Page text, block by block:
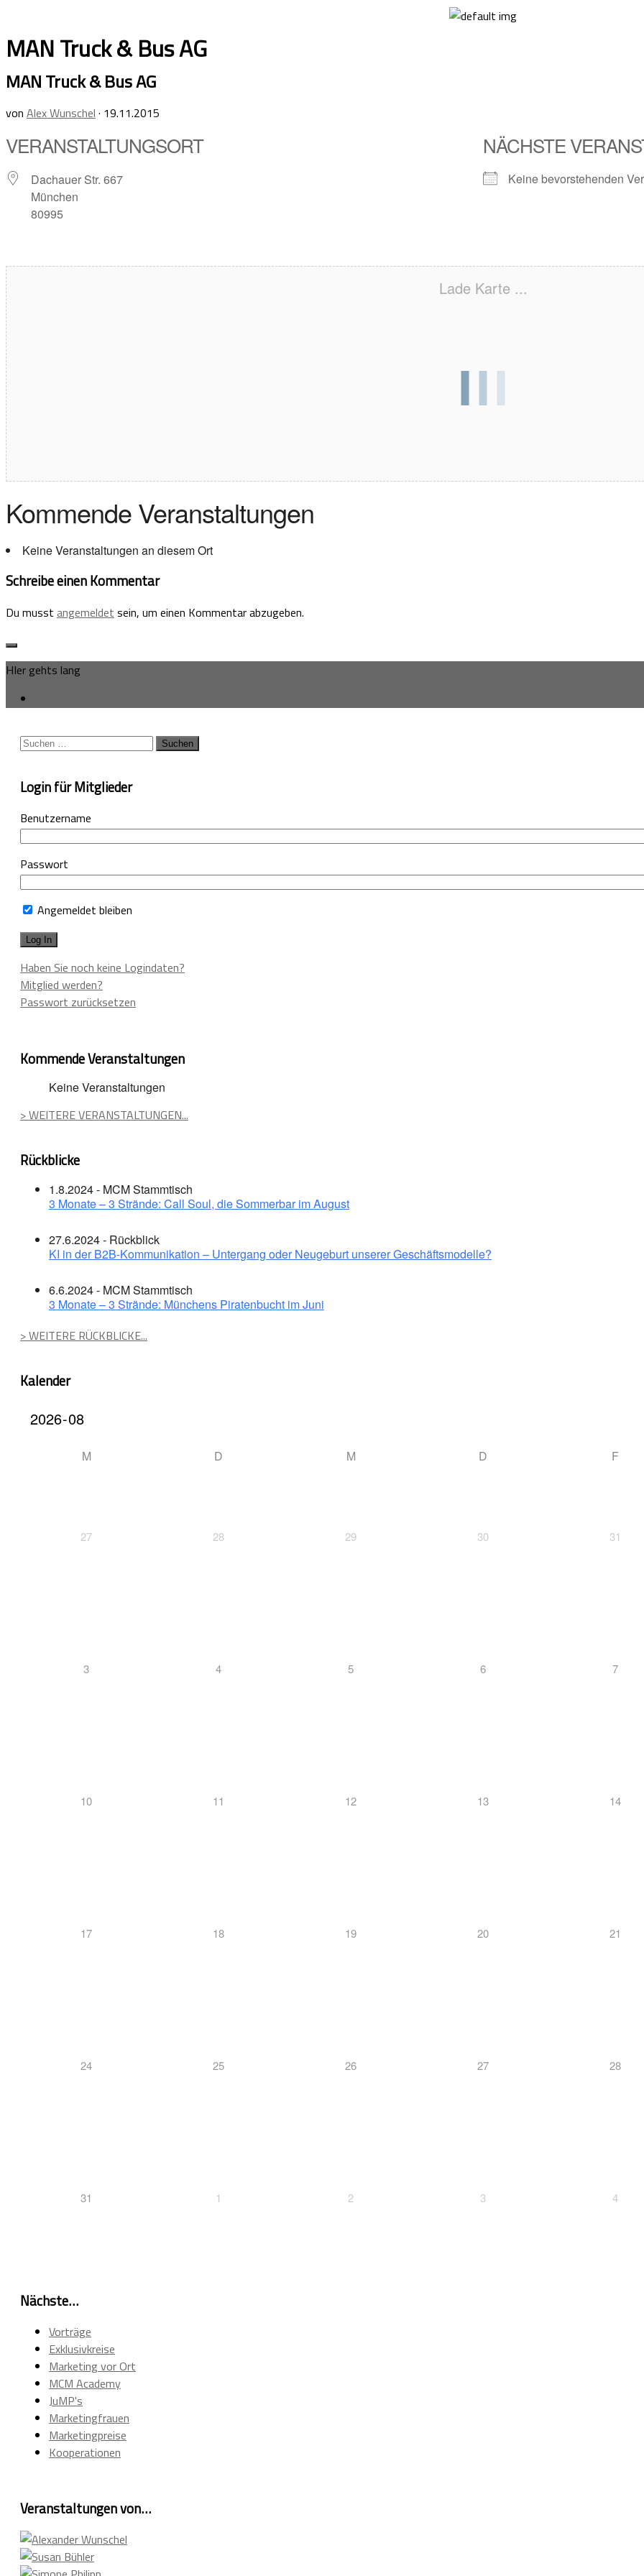
content
MAN Truck & Bus AG
MAN Truck & Bus AG
von Alex Wunschel · 19.11.2015
VERANSTALTUNGSORT
Dachauer Str. 667
München
80995
NÄCHSTE
Keine bevorstehenden
Lade Karte ...
Kommende Veranstaltungen
Keine Veranstaltungen an diesem Ort
Schreibe einen Kommentar
Du musst angemeldet sein, um einen Kommentar abzugeben.
HIer gehts lang
Suchen
Login für Mitglieder
Benutzername
Passwort
Angemeldet bleiben
Haben Sie noch keine Logindaten?
Mitglied werden?
Passwort zurücksetzen
Kommende Veranstaltungen
Keine Veranstaltungen
> WEITERE VERANSTALTUNGEN...
Rückblicke
1.8.2024 - MCM Stammtisch
3 Monate – 3 Strände: Call Soul, die Sommerbar im August
27.6.2024 - Rückblick
KI in der B2B-Kommunikation – Untergang oder Neugeburt unserer Geschäftsmodelle?
6.6.2024 - MCM Stammtisch
3 Monate – 3 Strände: Münchens Piratenbucht im Juni
> WEITERE RÜCKBLICKE...
Kalender
M D M D F
27 28 29 30 31
3 4 5 6 7
10 11 12 13 14
17 18 19 20 21
24 25 26 27 28
31 1 2 3 4
Nächste…
Vorträge
Exklusivkreise
Marketing vor Ort
MCM Academy
JuMP's
Marketingfrauen
Marketingpreise
Kooperationen
Veranstaltungen von…